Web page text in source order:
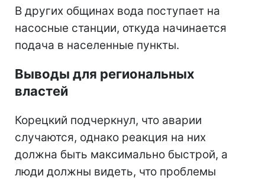
В других общинах вода поступает на
насосные станции, откуда начинается
подача в населенные пункты.
Выводы для региональных
властей
Корецкий подчеркнул, что аварии
случаются, однако реакция на них
должна быть максимально быстрой, а
люди должны видеть, что проблемы